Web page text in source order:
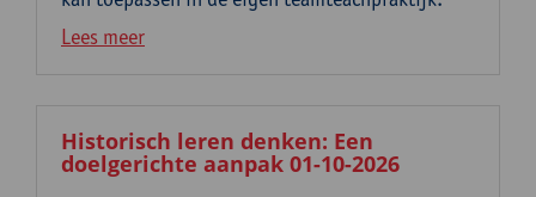
Lees meer
Historisch leren denken: Een
doelgerichte aanpak 01-10-2026